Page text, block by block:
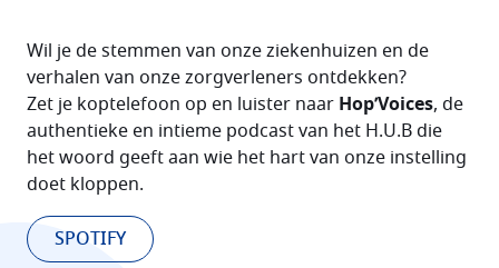
Wil je de stemmen van onze ziekenhuizen en de
verhalen van onze zorgverleners ontdekken?
Zet je koptelefoon op en luister naar Hop’Voices, de
authentieke en intieme podcast van het H.U.B die
het woord geeft aan wie het hart van onze instelling
doet kloppen.
SPOTIFY